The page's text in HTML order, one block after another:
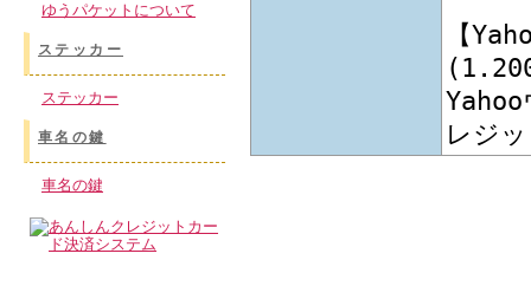
ゆうパケットについて
ステッカー
ステッカー
車名の鍵
車名の鍵
【
Yahoo
レジ